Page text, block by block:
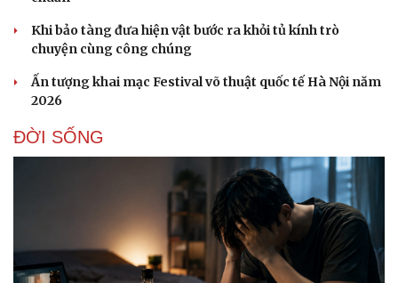
Khi bảo tàng đưa hiện vật bước ra khỏi tủ kính trò
chuyện cùng công chúng
Ấn tượng khai mạc Festival võ thuật quốc tế Hà Nội năm
2026
ĐỜI SỐNG